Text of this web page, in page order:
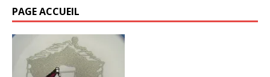
PAGE ACCUEIL